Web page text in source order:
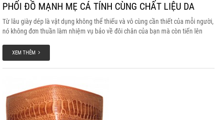
PHỐI ĐỒ MẠNH MẸ CÁ TÍNH CÙNG CHẤT LIỆU DA
Từ lâu giày dép là vật dụng không thể thiếu và vô cùng cần thiết của mỗi người,
nó không đơn thuần làm nhiệm vụ bảo về đôi chân của bạn mà còn tiến lên
cao. Nhưng để bảo quản và sử dụng những đôi giày, dép bằng da thì không
phải ai cũng biết. Sau đây là những lưu ý và kinh nghiệm bảo quản giày dép
bằng da.
XEM THÊM